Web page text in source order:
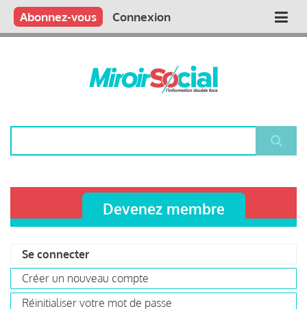
Aller
contenu
Main
Qui sommes nous ?
Vous publiez
Nous publions
Contactez-nous
Abonnez-vous Connexion
Devenez membre
Primary
tabs
Se connecter
actif)
Créer un nouveau compte
Réinitialiser votre mot de passe